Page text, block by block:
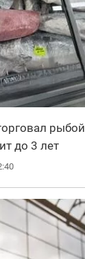
до 3 лет